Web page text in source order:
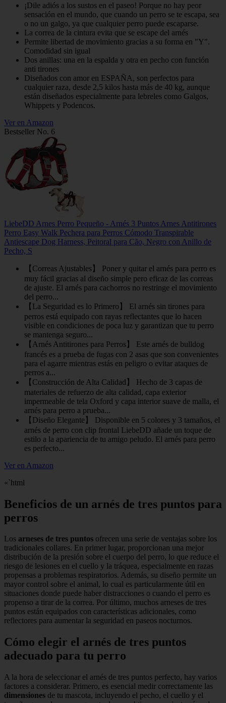
¡Dile adiós a los sustos en el paseo! Porque no hay peor
sensación en el mundo, que cuando un perro se te escapa, sea
o no un galgo, ya que cualquier perro puede escaparse.
La correa de la cintura evita que se escape del arnés
Permite libertad de movimiento gracias a su forma en "Y".
Comodidad sin igual
Dos anillas: una en la espalda y otra en pecho con función
anti tirones
Diseñados con amor en ESPAÑA, son perfectos para
cualquier raza, desde 2,5 kilos hasta más de 40 kg, aunque
están diseñados especialmente para lebreles como Galgos,
Whippets y Podencos.
Ver en Amazon
Bestseller No. 6
LiebeDD Arnes Perro Pequeño - Arnés 3 Puntos Arnes Antitirones
Perro Easy Walk Pechera para Perros Cómodo Transpirable
Antiescape Dog Harness, Peitoral para Cão, Negro con Anillo de
Pecho, S
【Correas Ajustables】 Poner y quitar el arnés para perro es
muy fácil gracias al diseño simple pero eficaz de las correas
de ajuste. El arnés para cachorros no restringe el movimiento
del perro...
【La Seguridad es lo Primero】 El arnés sin tirones para
perros está equipado con rayas reflectantes que lo hacen
visible en condiciones de poca luz y garantizan que tu perro
se mantenga seguro...
【Arnés Antitirones para Perros】 Este arnés de bulldog
francés es a prueba de fugas con 2 asas que son convenientes
para el agarre mientras estás en peligro o evitar ataques de
perros a...
【Construcción de Alta Calidad】 Hecho de 3 capas de
materiales de refuerzo de alta calidad, capa exterior
impermeable de tela Oxford y capa interior suave de malla, el
arnés para perro a prueba...
【Diseño Elegante】 Disponible en 5 colores y 3 tamaños, el
arnés de perro con clip frontal LiebeDD añade un toque de
estilo a la apariencia de tu amigo peludo. El arnés para perro
es perfecto...
Ver en Amazon
«`html
Beneficios de un arnés de tres puntos para
perros
Los arneses de tres puntos ofrecen una serie de ventajas sobre los
tradicionales collares. En primer lugar, proporcionan una mejor
distribución de la presión sobre el cuerpo del perro, lo que reduce el
riesgo de lesiones en el cuello y la tráquea, especialmente en razas
propensas a problemas respiratorios. Además, su diseño permite un
mayor control sobre el animal, lo cual es particularmente útil en
situaciones donde puede haber distracciones o cuando el perro es
propenso a tirar de la correa. Por último, muchos arneses de tres
puntos están equipados con características adicionales, como
reflectores para aumentar la seguridad en paseos nocturnos.
Cómo elegir el arnés de tres puntos
adecuado para tu perro
A la hora de seleccionar el arnés de tres puntos perfecto, hay varios
factores a considerar. Primero, es esencial medir correctamente las
dimensiones de tu mascota, incluyendo el pecho, el cuello y el